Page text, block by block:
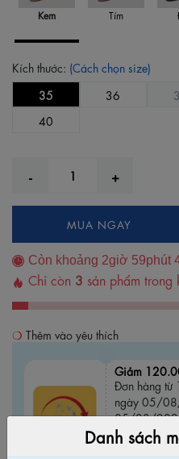
Tím
Kem
Kích thước: (Cách chọn size)
35
36
40
MUA NGAY
Còn khoảng 2giờ 59phút
Chỉ còn 3 sản phẩm trong
Thêm vào yêu thích
Giảm
Đơn hàng
ngày 05/
05/08/
Danh sách